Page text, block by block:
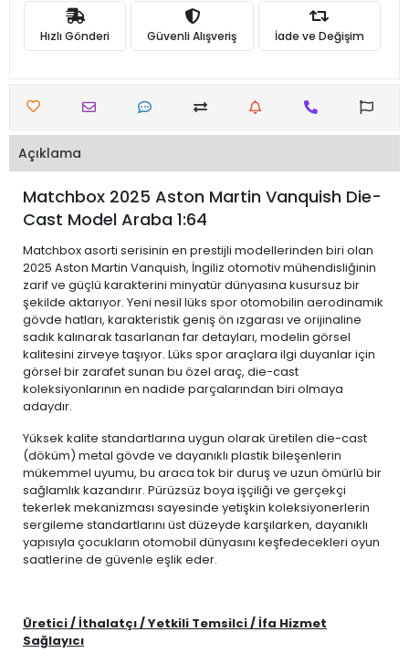
Hızlı Gönderi Güvenli Alışveriş İade ve Değişim
Açıklama
Matchbox 2025 Aston Martin Vanquish Die-
Cast Model Araba 1:64
Matchbox asorti serisinin en prestijli modellerinden biri olan
2025 Aston Martin Vanquish, İngiliz otomotiv mühendisliğinin
zarif ve güçlü karakterini minyatür dünyasına kusursuz bir
şekilde aktarıyor. Yeni nesil lüks spor otomobilin aerodinamik
gövde hatları, karakteristik geniş ön ızgarası ve orijinaline
sadık kalınarak tasarlanan far detayları, modelin görsel
kalitesini zirveye taşıyor. Lüks spor araçlara ilgi duyanlar için
görsel bir zarafet sunan bu özel araç, die-cast
koleksiyonlarının en nadide parçalarından biri olmaya
adaydır.
Yüksek kalite standartlarına uygun olarak üretilen die-cast
(döküm) metal gövde ve dayanıklı plastik bileşenlerin
mükemmel uyumu, bu araca tok bir duruş ve uzun ömürlü bir
sağlamlık kazandırır. Pürüzsüz boya işçiliği ve gerçekçi
tekerlek mekanizması sayesinde yetişkin koleksiyonerlerin
sergileme standartlarını üst düzeyde karşılarken, dayanıklı
yapısıyla çocukların otomobil dünyasını keşfedecekleri oyun
saatlerine de güvenle eşlik eder.
Üretici / İthalatçı / Yetkili Temsilci / İfa Hizmet
Sağlayıcı